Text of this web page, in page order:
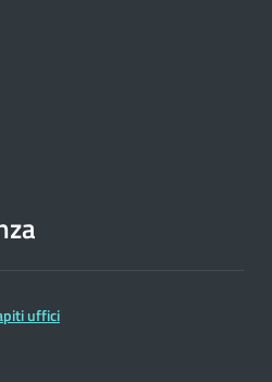
uffici